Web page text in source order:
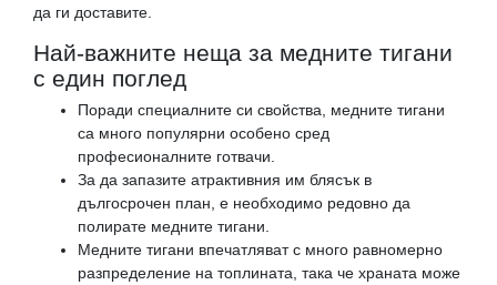
да ги доставите.
Най-важните неща за медните тигани
с един поглед
Поради специалните си свойства, медните тигани
са много популярни особено сред
професионалните готвачи.
За да запазите атрактивния им блясък в
дългосрочен план, е необходимо редовно да
полирате медните тигани.
Медните тигани впечатляват с много равномерно
разпределение на топлината, така че храната може